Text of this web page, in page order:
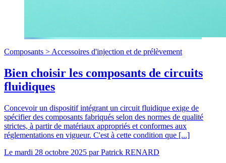
Composants >Accessoires d'injection et de prélèvement
Bien choisir les composants de circuits
fluidiques
Concevoir un dispositif intégrant un circuit fluidique exige de
spécifier des composants fabriqués selon des normes de qualité
strictes, à partir de matériaux appropriés et conformes aux
réglementations en vigueur. C'est à cette condition que [...]
Le mardi 28 octobre 2025 parPatrick RENARD